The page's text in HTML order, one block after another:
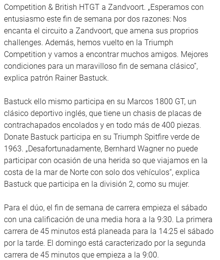
Competition & British HTGT a Zandvoort. „Esperamos con
entusiasmo este fin de semana por dos razones: Nos
encanta el circuito a Zandvoort, que amena sus proprios
challenges. Además, hemos vuelto en la Triumph
Competition y vamos a encontrar muchos amigos. Mejores
condiciones para un maravilloso fin de semana clásico”,
explica patrón Rainer Bastuck.
Bastuck ello mismo participa en su Marcos 1800 GT, un
clásico deportivo inglés, que tiene un chasis de placas de
contrachapados encolados y en todo más de 400 piezas.
Donate Bastuck participa en su Triumph Spitfire verde de
1963. „Desafortunadamente, Bernhard Wagner no puede
participar con ocasión de una herida so que viajamos en la
costa de la mar de Norte con solo dos vehículos“, explica
Bastuck que participa en la división 2, como su mujer.
Para el dúo, el fin de semana de carrera empieza el sábado
con una calificación de una media hora a la 9:30. La primera
carrera de 45 minutos está planeada para la 14:25 el sábado
por la tarde. El domingo está caracterizado por la segunda
carrera de 45 minutos que empieza a la 9:00.